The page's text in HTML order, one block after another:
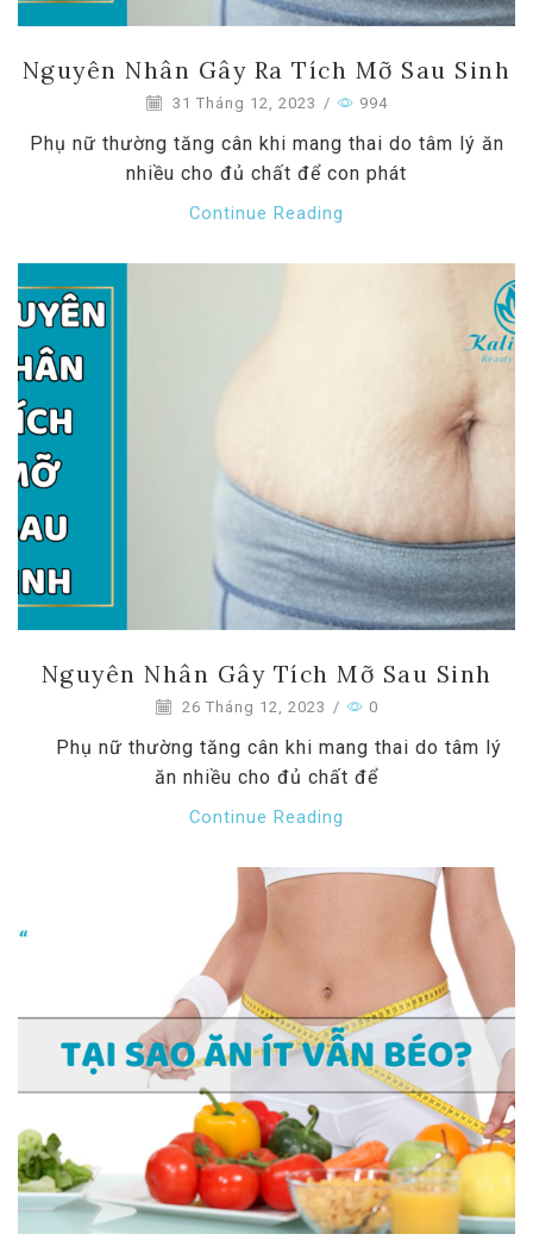
Nguyên Nhân Gây Ra Tích Mỡ Sau Sinh
31 Tháng 12, 2023 / 994
Phụ nữ thường tăng cân khi mang thai do tâm lý ăn
nhiều cho đủ chất để con phát
Continue Reading
Nguyên Nhân Gây Tích Mỡ Sau Sinh
26 Tháng 12, 2023 / 0
Phụ nữ thường tăng cân khi mang thai do tâm lý
ăn nhiều cho đủ chất để
Continue Reading